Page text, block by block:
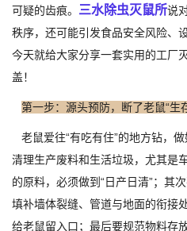
可疑的齿痕。 三水除虫灭鼠所说
秩序，还可能引发食品安全风险、
今天就给大家分享一套实用的工厂
盖！
第一步：源头预防，断了老鼠“生
老鼠爱往“有吃有住”的地方钻，
清理生产废料和生活垃圾，尤其是
的原料，必须做到“日产日清”；其
填补墙体裂缝、管道与地面的衔接
给老鼠留入口；最后要规范物料存